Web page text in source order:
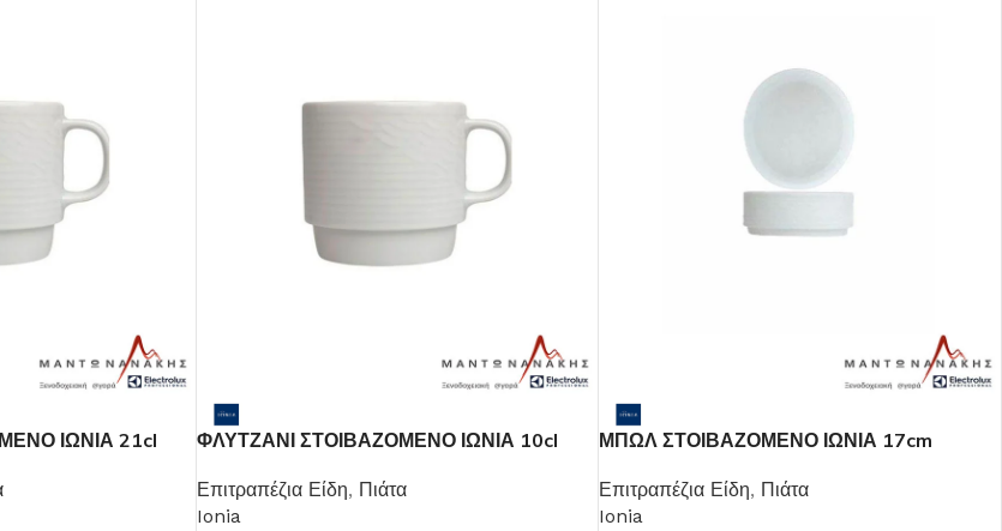
Περισσότερα
Ότι χρειάζεστε εδώ !
Δείτε Περισσότερα
ΙΩΝΙΑ 21cl ΦΛΥΤΖΑΝΙ ΣΤΟΙΒΑΖΟΜΕΝΟ ΙΩΝΙΑ 10cl
Επιτραπέζια Είδη, Πιάτα
Ionia
ΜΠΩΛ ΣΤΟΙΒΑΖΟΜΕΝΟ ΙΩΝΙΑ 17cm
Επιτραπέζια Είδη, Πιάτα
Ionia